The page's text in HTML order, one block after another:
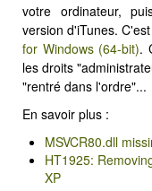
votre ordinateur,
version d'iTunes.
for Windows (64-bit).
les droits
"rentré dans l'ordre"...
En savoir plus :
MSVCR80.dll
HT1925:
XP